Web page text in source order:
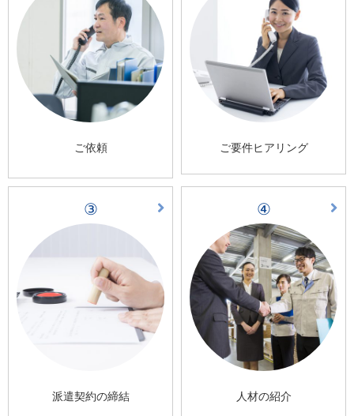
ご依頼 ご要件ヒアリング
③
派遣契約の締結
④
人材の紹介